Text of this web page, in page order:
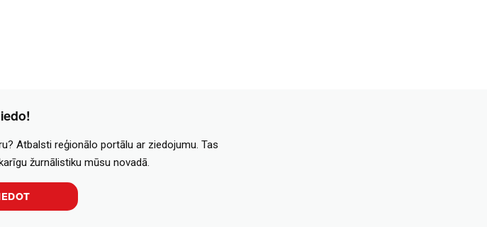
Atbalsti reģionālo portālu ar ziedojumu. Tas
žurnālistiku mūsu novadā.